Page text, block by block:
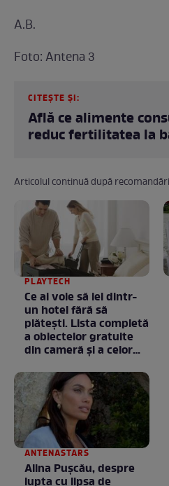
A.B.
Foto: Antena 3
CITEȘTE ȘI:
Află ce alimente
reduc fertilitatea la
Articolul continuă după recomandări
PLAYTECH
Ce ai voie să iei dintr-
un hotel fără să
plătești. Lista completă
a obiectelor gratuite
din cameră și a celor
proprietatea unității
ANTENASTARS
Alina Pușcău, despre